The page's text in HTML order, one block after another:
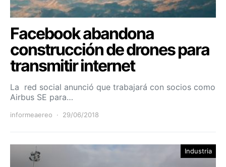
Facebook abandona
construcción de drones para
transmitir internet
La red social anunció que trabajará con socios como
Airbus SE para…
informeaereo 29/06/2018
Industria